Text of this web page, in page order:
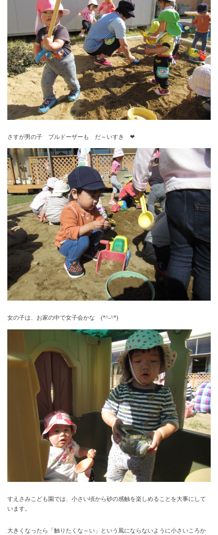
さすが男の子 ブルドーザーも だ～いすき ❤
女の子は、お家の中で女子会かな (*^-^*)
すえさみこども園では、小さい頃から砂の感触を楽しめることを大事にして
います。
大きくなったら「触りたくな～い」という風にならないように小さいころか